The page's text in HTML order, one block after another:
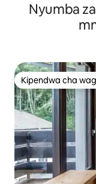
Nyumba
Kipendwa cha
Kipendwa cha